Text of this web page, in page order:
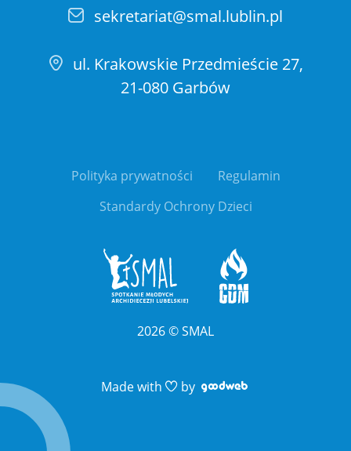
sekretariat@smal.lublin.pl
ul. Krakowskie Przedmieście 27,
21-080 Garbów
Polityka prywatności
Regulamin
Standardy Ochrony Dzieci
2026©SMAL
Made with by